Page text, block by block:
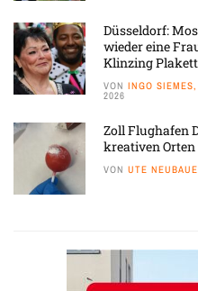
Düsseldorf:
wieder eine
Klinzing
VON INGO
2026
Zoll Flughafen
kreativen
VON UTE